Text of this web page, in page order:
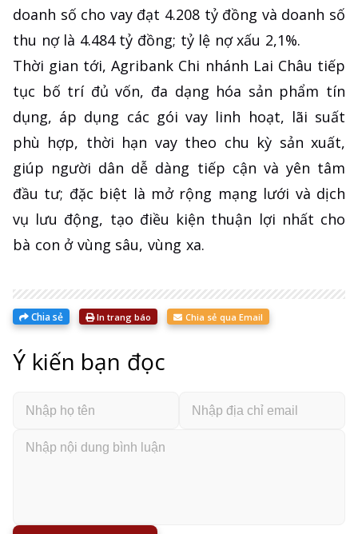
doanh số cho vay đạt 4.208 tỷ đồng và doanh số
thu nợ là 4.484 tỷ đồng; tỷ lệ nợ xấu 2,1%.
Thời gian tới, Agribank Chi nhánh Lai Châu tiếp
tục bố trí đủ vốn, đa dạng hóa sản phẩm tín
dụng, áp dụng các gói vay linh hoạt, lãi suất
phù hợp, thời hạn vay theo chu kỳ sản xuất,
giúp người dân dễ dàng tiếp cận và yên tâm
đầu tư; đặc biệt là mở rộng mạng lưới và dịch
vụ lưu động, tạo điều kiện thuận lợi nhất cho
bà con ở vùng sâu, vùng xa.
Chia sẻ In trang báo Chia sẻ qua Email
Ý kiến bạn đọc